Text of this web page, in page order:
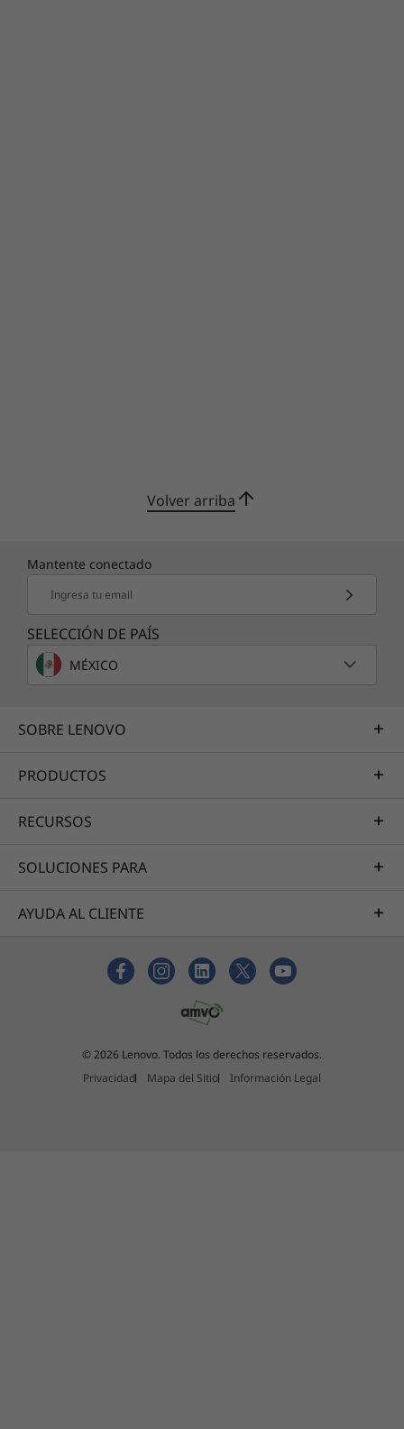
Volver arriba
Mantente conectado
Ingresa tu email
SELECCIÓN DE PAÍS
MÉXICO
SOBRE LENOVO
PRODUCTOS
RECURSOS
SOLUCIONES PARA
AYUDA AL CLIENTE
© 2026 Lenovo. Todos los derechos reservados.
Privacidad
Mapa del Sitio Información Legal